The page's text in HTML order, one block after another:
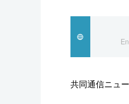
科学・技術
暮らし
共同通信ニュ